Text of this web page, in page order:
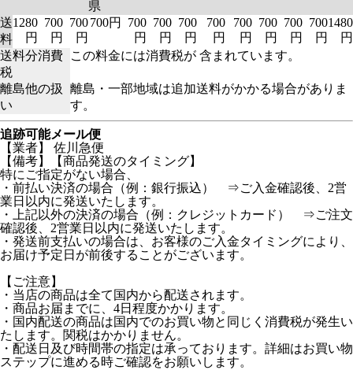
県
送
料
1280
円
700
円
700
円
700円
700
円
700
円
700
円
700
円
700
円
700
円
700
円
700
円
1480
円
送料分消費
税
この料金には消費税が 含まれています。
離島他の扱
い
離島・一部地域は追加送料がかかる場合がありま
す。
追跡可能メール便
【業者】 佐川急便
【備考】【商品発送のタイミング】
特にご指定がない場合、
・前払い決済の場合（例：銀行振込） ⇒ご入金確認後、2営
業日以内に発送いたします。
・上記以外の決済の場合（例：クレジットカード） ⇒ご注文
確認後、2営業日以内に発送いたします。
・発送前支払いの場合は、お客様のご入金タイミングにより、
お届け予定日が前後することがございます。
【ご注意】
・当店の商品は全て国内から配送されます。
・商品お届までに、4日程度かかります。
・国内配送の商品は国内でのお買い物と同じく消費税が発生い
たします。関税はかかりません。
・配送日及び時間帯の指定は承っております。詳細はお買い物
ステップに進める時ご確認をお願いします。